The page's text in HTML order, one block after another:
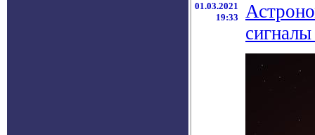
01.03.2021
19:33